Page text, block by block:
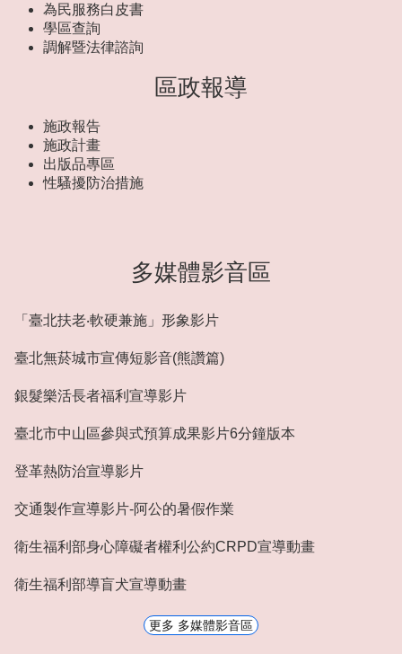
為民服務白皮書
學區查詢
調解暨法律諮詢
區政報導
施政報告
施政計畫
出版品專區
性騷擾防治措施
多媒體影音區
「臺北扶老‧軟硬兼施」形象影片
臺北無菸城市宣傳短影音(熊讚篇)
銀髮樂活長者福利宣導影片
臺北市中山區參與式預算成果影片6分鐘版本
登革熱防治宣導影片
交通製作宣導影片-阿公的暑假作業
衛生福利部身心障礙者權利公約CRPD宣導動畫
衛生福利部導盲犬宣導動畫
更多 多媒體影音區